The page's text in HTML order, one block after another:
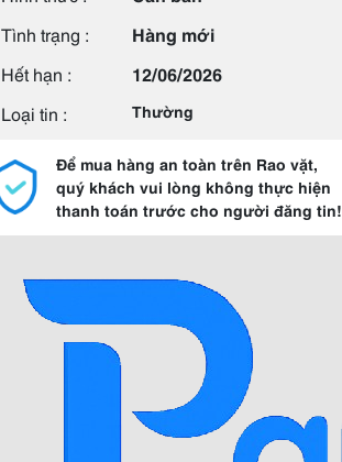
Tình trạng :
Hàng mới
Hết hạn :
12/06/2026
Loại tin :
Thường
Để mua hàng an toàn trên Rao vặt,
quý khách vui lòng không thực hiện
thanh toán trước cho người đăng tin!